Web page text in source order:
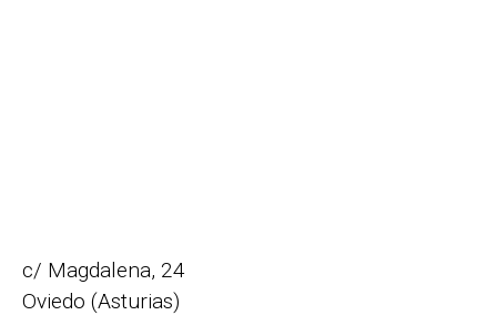
c/ Magdalena, 24
Oviedo (Asturias)